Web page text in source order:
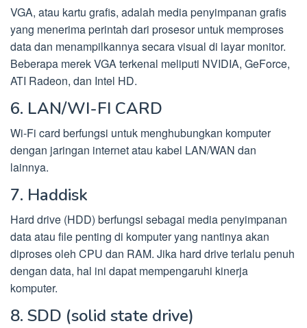
VGA, atau kartu grafis, adalah media penyimpanan grafis
yang menerima perintah dari prosesor untuk memproses
data dan menampilkannya secara visual di layar monitor.
Beberapa merek VGA terkenal meliputi NVIDIA, GeForce,
ATI Radeon, dan Intel HD.
6. LAN/WI-FI CARD
Wi-Fi card berfungsi untuk menghubungkan komputer
dengan jaringan internet atau kabel LAN/WAN dan
lainnya.
7. Haddisk
Hard drive (HDD) berfungsi sebagai media penyimpanan
data atau file penting di komputer yang nantinya akan
diproses oleh CPU dan RAM. Jika hard drive terlalu penuh
dengan data, hal ini dapat mempengaruhi kinerja
komputer.
8. SDD (solid state drive)